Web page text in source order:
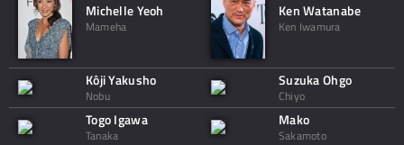
Michelle Yeoh
Mameha
Ken Watanabe
Ken Iwamura
Kôji Yakusho
Nobu
Suzuka Ohgo
Chiyo
Togo Igawa
Tanaka
Mako
Sakamoto